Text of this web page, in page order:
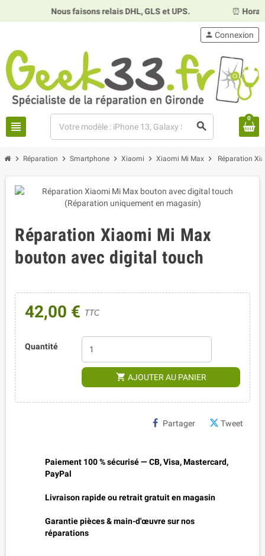
Nous faisons relais DHL, GLS et UPS. Horaires :
view_headline search
person Connexion
0
chevron_right Réparation chevron_right Smartphone chevron_right Xiaomi chevron_right Xiaomi Mi Max chevron_right Réparation
Réparation Xiaomi Mi Max
bouton avec digital touch
42,00 € TTC
Quantité
shopping_cart AJOUTER AU PANIER
Partager Tweet
Paiement 100 % sécurisé — CB, Visa, Mastercard,
PayPal
Livraison rapide ou retrait gratuit en magasin
Garantie pièces & main-d'œuvre sur nos
réparations